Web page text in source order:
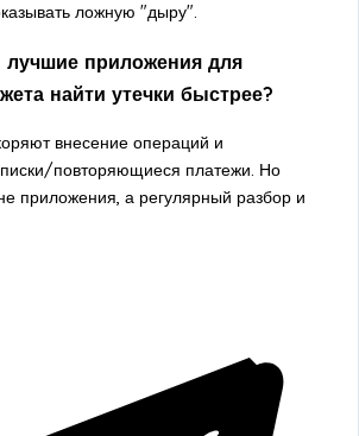
ложную "дыру".
приложения для
найти утечки быстрее?
внесение операций и
повторяющиеся платежи. Но
приложения, а регулярный разбор и